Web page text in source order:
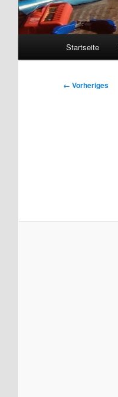
Startseite
Bilder-
← Vorheriges